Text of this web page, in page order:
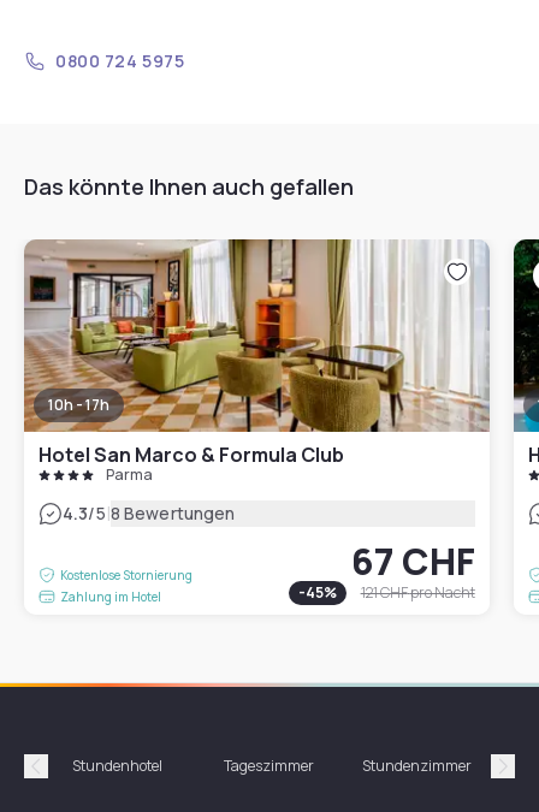
0800 724 5975
Das könnte Ihnen auch gefallen
10h - 17h
Hotel San Marco & Formula Club
Parma
4.3/5|8 Bewertungen
Kostenlose Stornierung
Zahlung im Hotel
67 CHF
-45% 121 CHFpro Nacht
Précédent
Stundenhotel Tageszimmer Stundenzimmer